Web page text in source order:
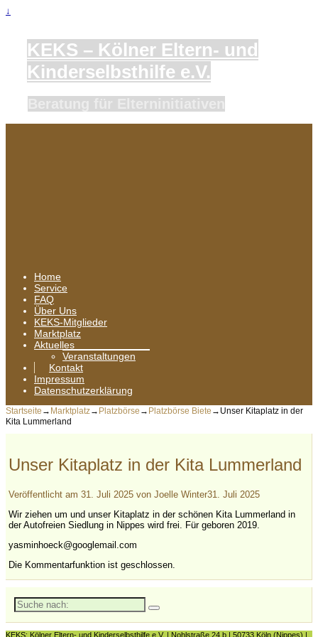
↓
KEKS – Kölner Eltern- und
Kinderselbsthilfe e.V.
Home
Service
FAQ
Über Uns
KEKS-Mitglieder
Marktplatz
Aktuelles
Veranstaltungen
Kontakt
Impressum
Datenschutzerklärung
Startseite → Marktplatz→ Platzbörse → Platzbörse Biete → Unser Kitaplatz in der
Kita Lummerland
Unser Kitaplatz in der Kita Lummerland
Veröffentlicht am31. Juli 2025 vonJoelle Winter31. Juli 2025
Wir ziehen um und unser Kitaplatz in der schönen Kita Lummerland in
der Autofreien Siedlung in Nippes wird frei. Für geboren 2019.
yasminhoeck@googlemail.com
Die Kommentarfunktion ist geschlossen.
Suche
nach:
KEKS: Kölner Eltern- und Kinderselbsthilfe e.V. | Nohlstraße 24 b | 50733 Köln (Nippes) |